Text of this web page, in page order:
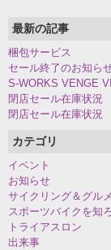
最新の記事
梱包サービス
セール終了のお知ら
S-WORKS VENGE
閉店セール在庫状況
閉店セール在庫状況
カテゴリ
イベント
お知らせ
サイクリング＆グルメ
スポーツバイクを知
トライアスロン
出来事